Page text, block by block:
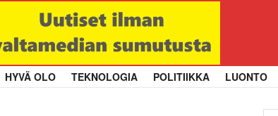
HYVÄ OLO TEKNOLOGIA POLITIIKKA LUONTO